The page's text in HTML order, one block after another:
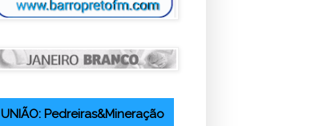
UNIÃO: Pedreiras&Mineração